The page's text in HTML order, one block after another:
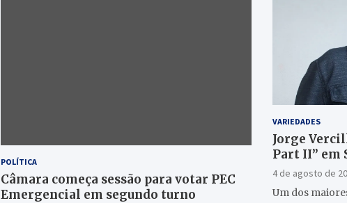
POLÍTICA
Câmara começa sessão para votar PEC
Emergencial em segundo turno
VARIEDADES
Jorge
Part II” em
4 de agosto de
Um dos